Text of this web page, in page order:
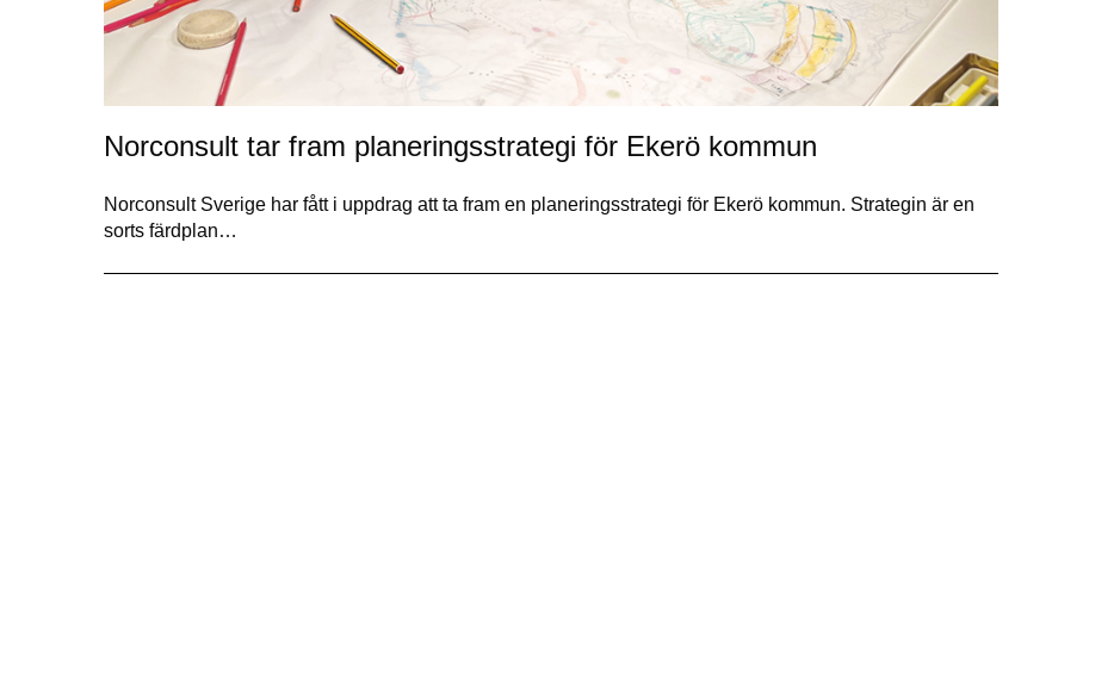
Norconsult tar fram planeringsstrategi för Ekerö kommun
Norconsult Sverige har fått i uppdrag att ta fram en planeringsstrategi för Ekerö kommun. Strategin är en
sorts färdplan…